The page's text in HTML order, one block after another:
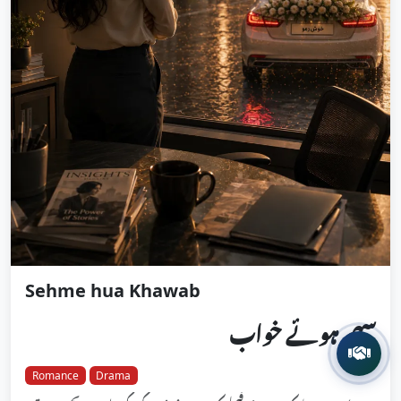
Sehme hua Khawab
سہمے ہوئے خواب
Romance Drama